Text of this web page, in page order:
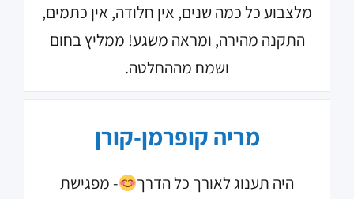
מלצבוע כל כמה שנים, אין חלודה, אין כתמים,
התקנה מהירה, ומראה משגע! ממליץ בחום
ושמח מההחלטה.
מריה קופרמן-קורן
היה תענוג לאורך כל הדרך
- מפגישת